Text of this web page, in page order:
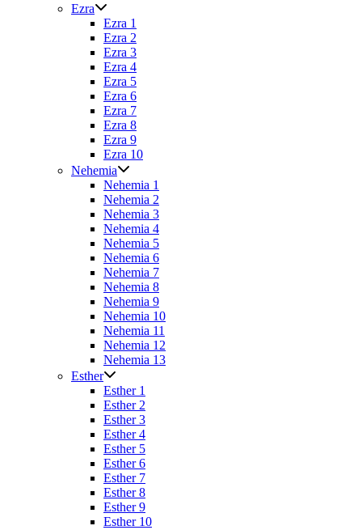
Ezra
Ezra 1
Ezra 2
Ezra 3
Ezra 4
Ezra 5
Ezra 6
Ezra 7
Ezra 8
Ezra 9
Ezra 10
Nehemia
Nehemia 1
Nehemia 2
Nehemia 3
Nehemia 4
Nehemia 5
Nehemia 6
Nehemia 7
Nehemia 8
Nehemia 9
Nehemia 10
Nehemia 11
Nehemia 12
Nehemia 13
Esther
Esther 1
Esther 2
Esther 3
Esther 4
Esther 5
Esther 6
Esther 7
Esther 8
Esther 9
Esther 10